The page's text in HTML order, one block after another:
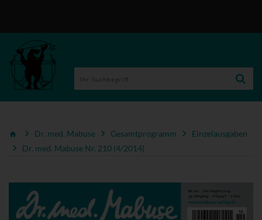
Dr. med. Mabuse Gesamtprogramm
Einzelausgaben
Dr. med. Mabuse Nr. 210 (4/2014)